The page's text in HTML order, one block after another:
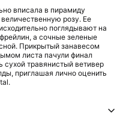
вписала в пирамиду
розу. Ее
поглядывают на
а сочные зеленые
Прикрытый занавесом
листа пачули финал
сухой травянистый ветивер
приглашая лично оценить